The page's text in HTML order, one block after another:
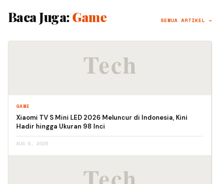
Baca Juga: Game SEMUA ARTIKEL →
GAME
Xiaomi TV S Mini LED 2026 Meluncur di Indonesia, Kini
Hadir hingga Ukuran 98 Inci
AUG 6, 2026